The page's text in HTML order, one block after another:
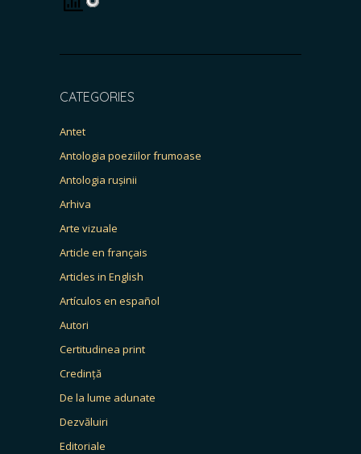
CATEGORIES
Antet
Antologia poeziilor frumoase
Antologia rușinii
Arhiva
Arte vizuale
Article en français
Articles in English
Artículos en español
Autori
Certitudinea print
Credință
De la lume adunate
Dezvăluiri
Editoriale